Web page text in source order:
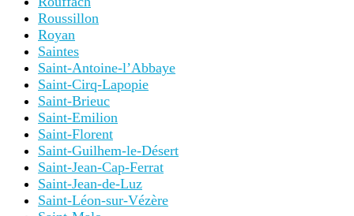
Roussillon
Royan
Saintes
Saint-Antoine-l’Abbaye
Saint-Cirq-Lapopie
Saint-Brieuc
Saint-Emilion
Saint-Florent
Saint-Guilhem-le-Désert
Saint-Jean-Cap-Ferrat
Saint-Jean-de-Luz
Saint-Léon-sur-Vézère